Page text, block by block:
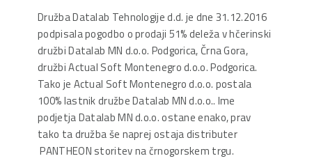
Družba Datalab Tehnologije d.d. je dne 31.12.2016
podpisala pogodbo o prodaji 51% deleža v hčerinski
družbi Datalab MN d.o.o. Podgorica, Črna Gora,
družbi Actual Soft Montenegro d.o.o. Podgorica.
Tako je Actual Soft Montenegro d.o.o. postala
100% lastnik družbe Datalab MN d.o.o.. Ime
podjetja Datalab MN d.o.o. ostane enako, prav
tako ta družba še naprej ostaja distributer
PANTHEON storitev na črnogorskem trgu.